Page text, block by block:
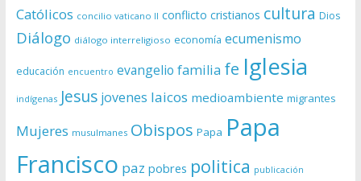
Católicos concilio vaticano II conflicto cristianos cultura Dios
Diálogo diálogo interreligioso economía ecumenismo
educación encuentro evangelio familia fe Iglesia
indígenas Jesus jovenes laicos medioambiente migrantes
Mujeres musulmanes Obispos Papa Papa
Francisco paz pobres politica publicación